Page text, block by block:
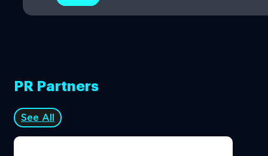
PR Partners
See All